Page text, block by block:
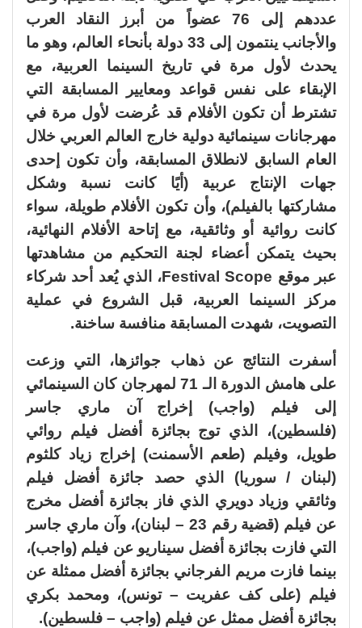
عددهم إلى 76 عضواً من أبرز النقاد العرب
والأجانب ينتمون إلى 33 دولة بأنحاء العالم، وهو ما
يحدث لأول مرة في تاريخ السينما العربية، مع
الإبقاء على نفس قواعد ومعايير المسابقة التي
تشترط أن تكون الأفلام قد عُرضت لأول مرة في
مهرجانات سينمائية دولية خارج العالم العربي خلال
العام السابق لانطلاق المسابقة، وأن تكون إحدى
جهات الإنتاج عربية (أيًا كانت نسبة وشكل
مشاركتها بالفيلم)، وأن تكون الأفلام طويلة، سواء
كانت روائية أو وثائقية، مع إتاحة الأفلام النهائية،
بحيث يتمكن أعضاء لجنة التحكيم من مشاهدتها
عبر موقع Festival Scope، الذي يُعد أحد شركاء
مركز السينما العربية، قبل الشروع في عملية
التصويت، شهدت المسابقة منافسة ساخنة.
أسفرت النتائج عن ذهاب جوائزها، التي وزعت
على هامش الدورة الـ 71 لمهرجان كان السينمائي
إلى فيلم (واجب) إخراج آن ماري جاسر
(فلسطين)، الذي توج بجائزة أفضل فيلم روائي
طويل، وفيلم (طعم الأسمنت) إخراج زياد كلثوم
(لبنان / سوريا) الذي حصد جائزة أفضل فيلم
وثائقي وزياد دويري الذي فاز بجائزة أفضل مخرج
عن فيلم (قضية رقم 23 – لبنان)، وآن ماري جاسر
التي فازت بجائزة أفضل سيناريو عن فيلم (واجب)،
بينما فازت مريم الفرجاني بجائزة أفضل ممثلة عن
فيلم (على كف عفريت – تونس)، ومحمد بكري
بجائزة أفضل ممثل عن فيلم (واجب – فلسطين).